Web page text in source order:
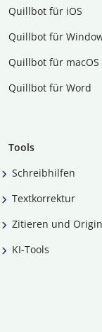
Quillbot für iOS
Quillbot für
Quillbot für macOS
Quillbot für Word
Tools
Schreibhilfen
Textkorrektur
Zitieren und
KI-Tools